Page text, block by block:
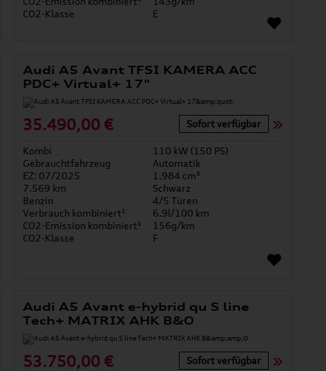
CO2-Klasse
E
Audi A5 Avant TFSI KAMERA ACC
PDC+ Virtual+ 17"
35.490,00 € Sofort verfügbar
Kombi
110 kW (150 PS)
Gebrauchtfahrzeug
Automatik
EZ: 07/2025
1.984 cm³
7.569 km
Schwarz
Benzin
4/5 Türen
Verbrauch kombiniert¹
6.9l/100 km
CO2-Emission kombiniert¹
156g/km
CO2-Klasse
F
Audi A5 Avant e-hybrid qu S line
Tech+ MATRIX AHK B&O
53.750,00 € Sofort verfügbar